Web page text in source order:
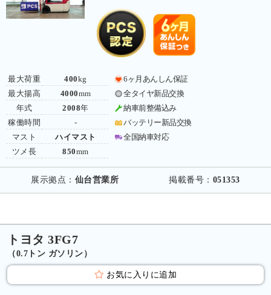
最大荷重
最大揚高
年式
稼働時間
マスト
ツメ長
400kg
4000mm
2008年
-
ハイマスト
850mm
6ヶ月あんしん保証
全タイヤ新品交換
納車前整備込み
バッテリー新品交換
全国納車対応
展示拠点： 仙台営業所 掲載番号： 051353
トヨタ 3FG7
（0.7トン ガソリン）
お気に入りに追加